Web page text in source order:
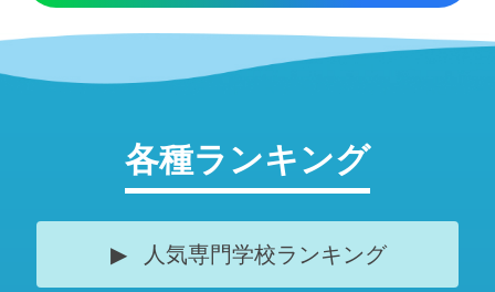
各種ランキング
人気専門学校ランキング